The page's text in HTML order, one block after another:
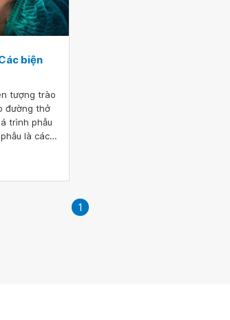
biện
tượng trào
đường thở
trình phẫu
là các
bỏng,
1